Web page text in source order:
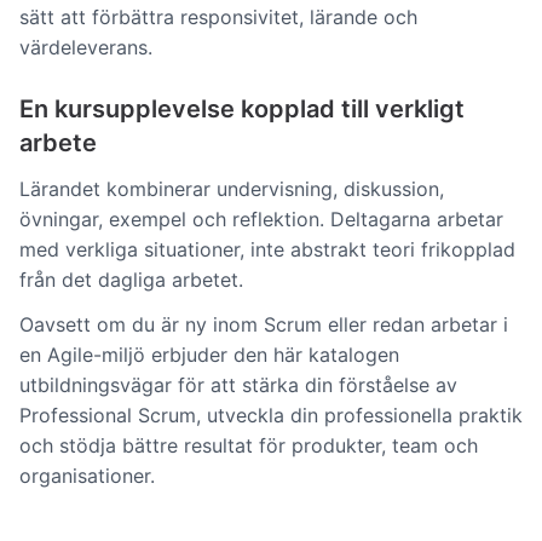
sätt att förbättra responsivitet, lärande och
värdeleverans.
En kursupplevelse kopplad till verkligt
arbete
Lärandet kombinerar undervisning, diskussion,
övningar, exempel och reflektion. Deltagarna arbetar
med verkliga situationer, inte abstrakt teori frikopplad
från det dagliga arbetet.
Oavsett om du är ny inom Scrum eller redan arbetar i
en Agile-miljö erbjuder den här katalogen
utbildningsvägar för att stärka din förståelse av
Professional Scrum, utveckla din professionella praktik
och stödja bättre resultat för produkter, team och
organisationer.